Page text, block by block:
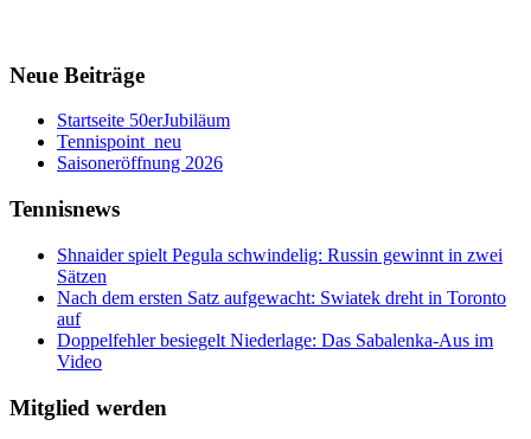
Neue Beiträge
Startseite 50erJubiläum
Tennispoint_neu
Saisoneröffnung 2026
Tennisnews
Shnaider spielt Pegula schwindelig: Russin gewinnt in zwei
Sätzen
Nach dem ersten Satz aufgewacht: Swiatek dreht in Toronto
auf
Doppelfehler besiegelt Niederlage: Das Sabalenka-Aus im
Video
Mitglied werden